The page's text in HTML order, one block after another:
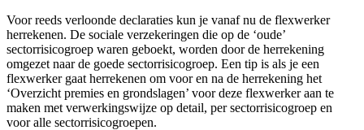
Voor reeds verloonde declaraties kun je vanaf nu de flexwerker
herrekenen. De sociale verzekeringen die op de ‘oude’
sectorrisicogroep waren geboekt, worden door de herrekening
omgezet naar de goede sectorrisicogroep. Een tip is als je een
flexwerker gaat herrekenen om voor en na de herrekening het
‘Overzicht premies en grondslagen’ voor deze flexwerker aan te
maken met verwerkingswijze op detail, per sectorrisicogroep en
voor alle sectorrisicogroepen.